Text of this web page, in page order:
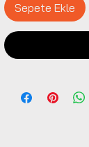
Sepete Ekle